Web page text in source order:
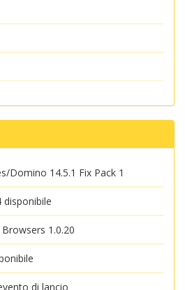
Domino 14.5.1 Fix Pack 1
disponibile
1.0.20
di lancio